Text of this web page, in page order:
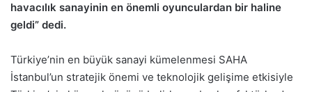
havacılık sanayinin en önemli oyunculardan bir haline
geldi” dedi.
Türkiye’nin en büyük sanayi kümelenmesi SAHA
İstanbul’un stratejik önemi ve teknolojik gelişime etkisiyle